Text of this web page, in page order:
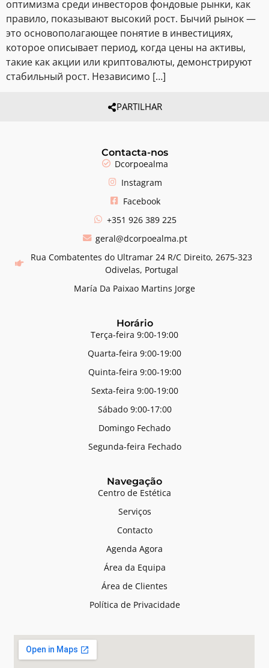
оптимизма среди инвесторов фондовые рынки, как
правило, показывают высокий рост. Бычий рынок —
это основополагающее понятие в инвестициях,
которое описывает период, когда цены на активы,
такие как акции или криптовалюты, демонстрируют
стабильный рост. Независимо […]
PARTILHAR
Contacta-nos
Dcorpoealma
Instagram
Facebook
+351 926 389 225
geral@dcorpoealma.pt
Rua Combatentes do Ultramar 24 R/C Direito, 2675-323
Odivelas, Portugal
María Da Paixao Martins Jorge
Horário
Terça-feira 9:00-19:00
Quarta-feira 9:00-19:00
Quinta-feira 9:00-19:00
Sexta-feira 9:00-19:00
Sábado 9:00-17:00
Domingo Fechado
Segunda-feira Fechado
Navegação
Centro de Estética
Serviços
Contacto
Agenda Agora
Área da Equipa
Área de Clientes
Política de Privacidade